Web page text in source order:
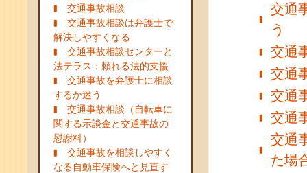
交通事故相談
交通事故相談は弁護士で
解決しやすくなる
交通事故相談センターと
法テラス：頼れる法的支援
交通事故を弁護士に相談
するか迷う
交通事故相談（自転車に
関する示談金と交通事故の
慰謝料）
交通事故を相談しやすく
なる自動車保険へと見直す
交通
う
交通
交通
交通
交通
交通
た場